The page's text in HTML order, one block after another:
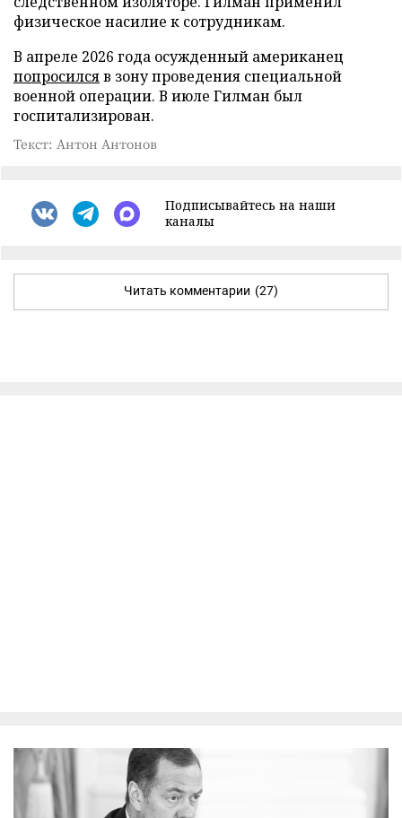
физическое насилие к сотрудникам.
В апреле 2026 года осужденный американец
попросилсяв зону проведения специальной
военной операции. В июле Гилман был
госпитализирован.
Текст: Антон Антонов
Подписывайтесь на наши
каналы
Читать комментарии (27)